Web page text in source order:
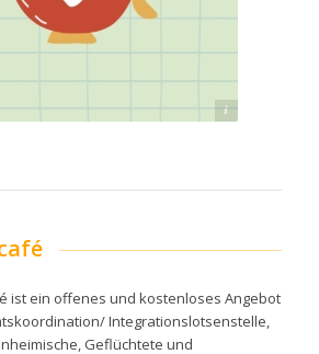
ist ein offenes und kostenloses Angebot
Integrationslotsenstelle,
Geflüchtete und